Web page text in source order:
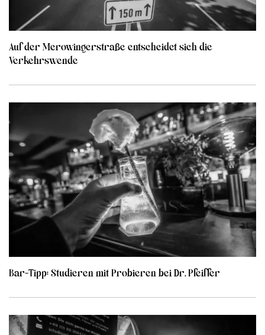
Auf der Merowingerstraße entscheidet sich die
Verkehrswende
Bar-Tipp: Studieren mit Probieren bei Dr. Pfeiffer